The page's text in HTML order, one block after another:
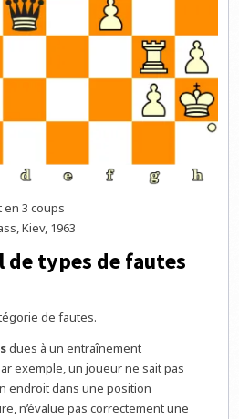
en 3 coups
Kiev, 1963
de types de fautes
de fautes.
dues à un entraînement
exemple, un joueur ne sait pas
endroit dans une position
n’évalue pas correctement une